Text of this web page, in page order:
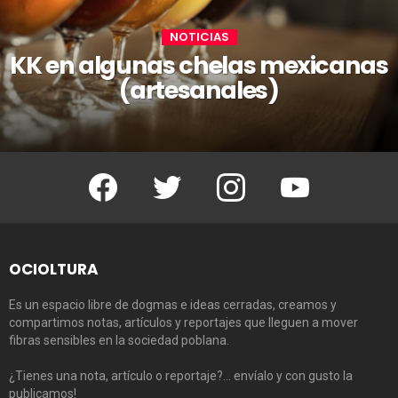
NOTICIAS
KK en algunas chelas mexicanas
(artesanales)
Facebook Twitter Instagram Youtube
OCIOLTURA
Es un espacio libre de dogmas e ideas cerradas, creamos y
compartimos notas, artículos y reportajes que lleguen a mover
fibras sensibles en la sociedad poblana.
¿Tienes una nota, artículo o reportaje?… envíalo y con gusto la
publicamos!